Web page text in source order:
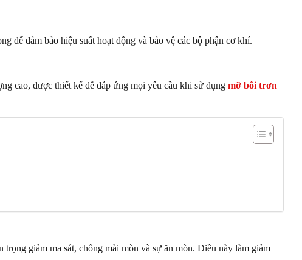
để đảm bảo hiệu suất hoạt động và bảo vệ các bộ phận cơ khí.
cao, được thiết kế để đáp ứng mọi yêu cầu khi sử dụng mỡ bôi trơn
trọng giảm ma sát, chống mài mòn và sự ăn mòn. Điều này làm giảm